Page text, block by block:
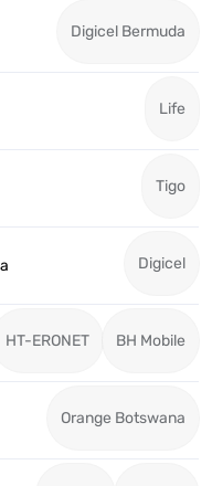
Digicel Bermuda
Life
Tigo
Digicel
HT-ERONET BH Mobile
Orange Botswana